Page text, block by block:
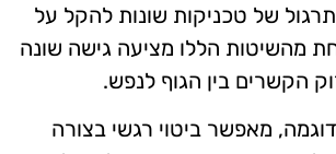
של טכניקות שונות להקל על
מהשיטות הללו מציעה גישה שונה
הקשרים בין הגוף לנפש.
מאפשר ביטוי רגשי בצורה